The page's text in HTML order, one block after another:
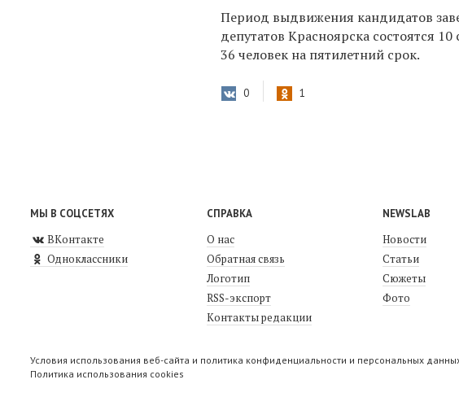
Период выдвижения кандидатов
депутатов Красноярска состоятся
36 человек на пятилетний срок.
0 1
МЫ В СОЦСЕТЯХ
ВКонтакте
Одноклассники
СПРАВКА
О нас
Обратная связь
Логотип
RSS-экспорт
Контакты редакции
NEWSLAB
Новости
Статьи
Сюжеты
Фото
Условия использования веб-сайта и политика конфиденциальности и персональных
Политика использования cookies